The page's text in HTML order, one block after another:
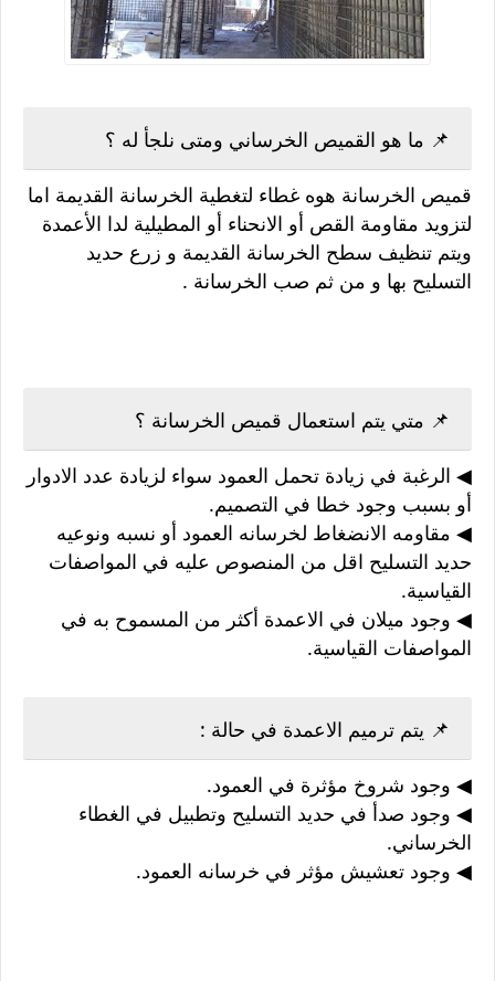
📌 ما هو القميص الخرساني ومتى نلجأ له ؟
قميص الخرسانة هوه غطاء لتغطية الخرسانة القديمة اما
لتزويد مقاومة القص أو الانحناء أو المطيلية لدا الأعمدة
ويتم تنظيف سطح الخرسانة القديمة و زرع حديد
التسليح بها و من ثم صب الخرسانة .
📌 متي يتم استعمال قميص الخرسانة ؟
◀ الرغبة في زيادة تحمل العمود سواء لزيادة عدد الادوار
أو بسبب وجود خطا في التصميم.
◀ مقاومه الانضغاط لخرسانه العمود أو نسبه ونوعيه
حديد التسليح اقل من المنصوص عليه في المواصفات
القياسية.
◀ وجود ميلان في الاعمدة أكثر من المسموح به في
المواصفات القياسية.
📌 يتم ترميم الاعمدة في حالة :
◀ وجود شروخ مؤثرة في العمود.
◀ وجود صدأ في حديد التسليح وتطبيل في الغطاء
الخرساني.
◀ وجود تعشيش مؤثر في خرسانه العمود.